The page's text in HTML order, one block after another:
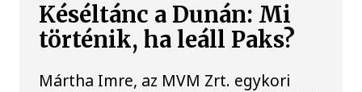
Késéltánc a Dunán: Mi
történik, ha leáll Paks?
Mártha Imre, az MVM Zrt. egykori